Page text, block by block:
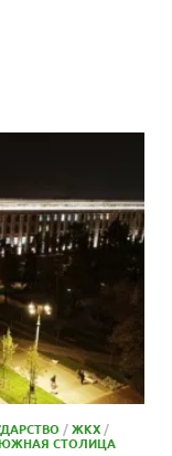
/ЖКХ /
СТОЛИЦА